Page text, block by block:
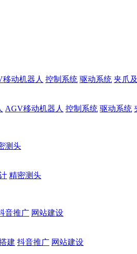
移动机器人 控制系统 驱动系统 夹爪
AGV移动机器人 控制系统 驱动系统
测头
精密测头
音推广 网站建设
建 抖音推广 网站建设